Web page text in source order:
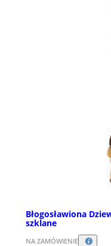
Błogosławiona
szklane
NA ZAMÓWIENIE